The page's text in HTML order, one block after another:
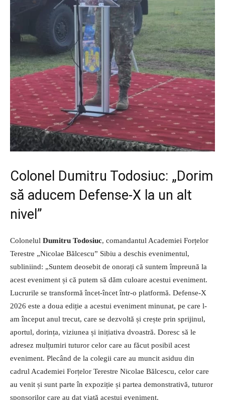
Colonel Dumitru Todosiuc: „Dorim
să aducem Defense-X la un alt
nivel”
Colonelul Dumitru Todosiuc, comandantul Academiei Forțelor
Terestre „Nicolae Bălcescu” Sibiu a deschis evenimentul,
subliniind: „Suntem deosebit de onorați că suntem împreună la
acest eveniment și că putem să dăm culoare acestui eveniment.
Lucrurile se transformă încet-încet într-o platformă. Defense-X
2026 este a doua ediție a acestui eveniment minunat, pe care l-
am început anul trecut, care se dezvoltă și crește prin sprijinul,
aportul, dorința, viziunea și inițiativa dvoastră. Doresc să le
adresez mulțumiri tuturor celor care au făcut posibil acest
eveniment. Plecând de la colegii care au muncit asiduu din
cadrul Academiei Forțelor Terestre Nicolae Bălcescu, celor care
au venit și sunt parte în expoziție și partea demonstrativă, tuturor
sponsorilor care au dat viață acestui eveniment.